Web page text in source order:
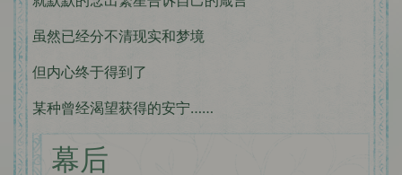
虽然已经分不清现实和梦境
但内心终于得到了
某种曾经渴望获得的安宁……
幕后